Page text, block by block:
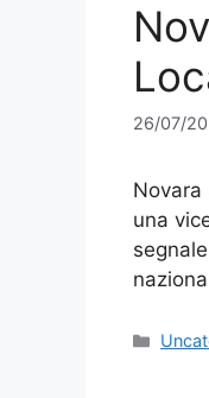
26/07/
Novara
una